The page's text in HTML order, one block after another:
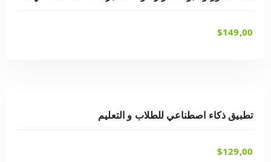
$149,00
تطبيق ذكاء اصطناعي للطلاب و التعليم
$129,00